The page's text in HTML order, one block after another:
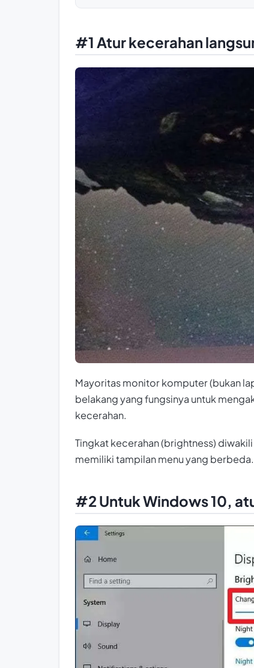
#1 Atur kecerahan
Mayoritas monitor komputer (bukan
belakang yang fungsinya untuk
kecerahan.
Tingkat kecerahan (brightness)
memiliki tampilan menu yang
#2 Untuk Windows 10,